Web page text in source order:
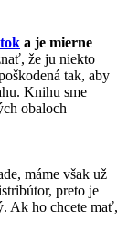
a je mierne
že ju niekto
tak, aby
Knihu sme
obaloch
máme však už
preto je
Ak ho chcete mať,